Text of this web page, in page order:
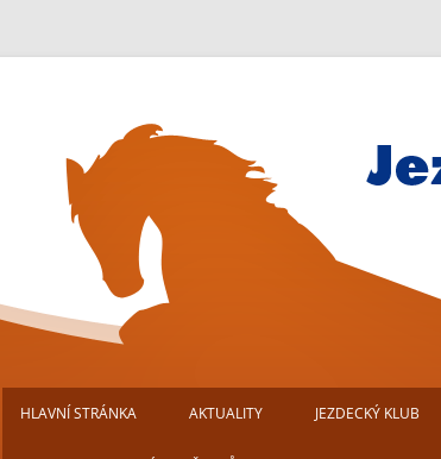
Přejít
HLAVNÍ STRÁNKA AKTUALITY JEZDECKÝ KLUB